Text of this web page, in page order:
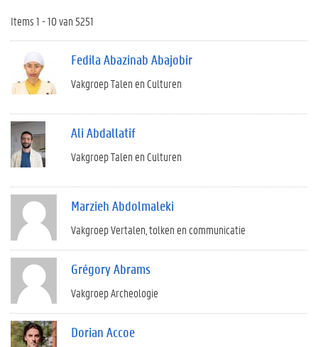
Items 1 - 10 van 5251
Fedila Abazinab Abajobir
Vakgroep Talen en Culturen
Ali Abdallatif
Vakgroep Talen en Culturen
Marzieh Abdolmaleki
Vakgroep Vertalen, tolken en communicatie
Grégory Abrams
Vakgroep Archeologie
Dorian Accoe